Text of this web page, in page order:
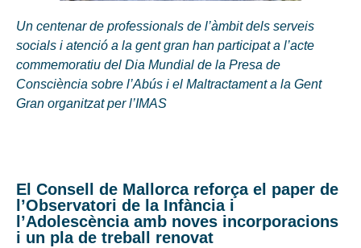
Un centenar de professionals de l’àmbit dels serveis
socials i atenció a la gent gran han participat a l’acte
commemoratiu del Dia Mundial de la Presa de
Consciència sobre l’Abús i el Maltractament a la Gent
Gran organitzat per l’IMAS
El Consell de Mallorca reforça el paper de
l’Observatori de la Infància i
l’Adolescència amb noves incorporacions
i un pla de treball renovat